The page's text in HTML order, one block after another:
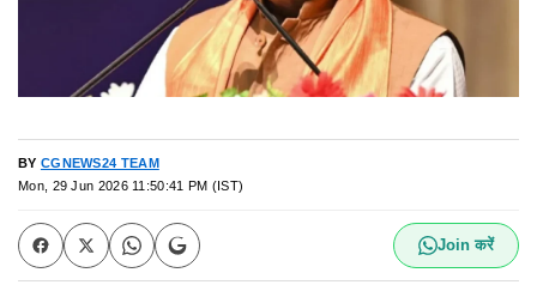
BY CGNEWS24 TEAM
Mon, 29 Jun 2026 11:50:41 PM (IST)
Join करें